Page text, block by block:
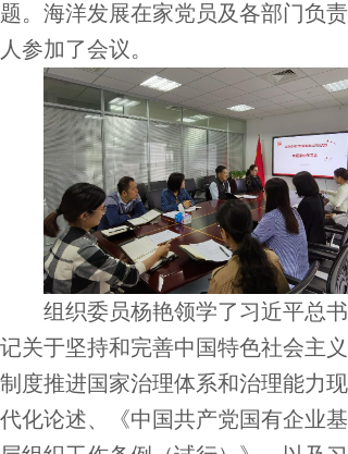
题。海洋发展在家党员及各部门负责
人参加了会议。
组织委员杨艳领学了习近平总书
记关于坚持和完善中国特色社会主义
制度推进国家治理体系和治理能力现
代化论述、《中国共产党国有企业基